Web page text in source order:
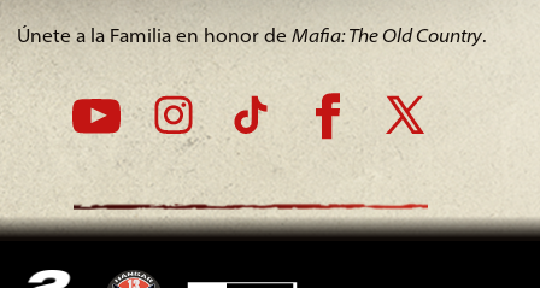
Únete a la Familia en honor de Mafia: The Old Country.